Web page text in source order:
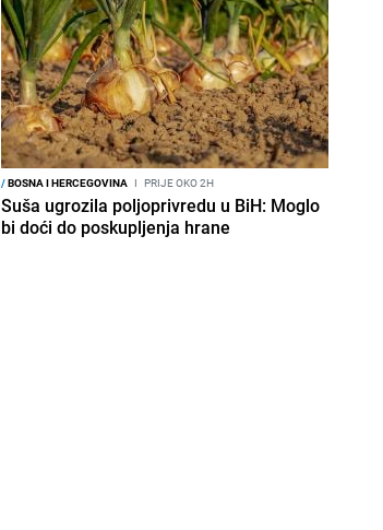
/BOSNA I HERCEGOVINA I PRIJE OKO 2H
Suša ugrozila poljoprivredu u BiH: Moglo
bi doći do poskupljenja hrane